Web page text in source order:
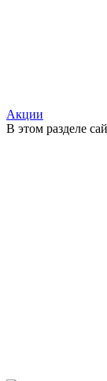
Акции
В этом разделе